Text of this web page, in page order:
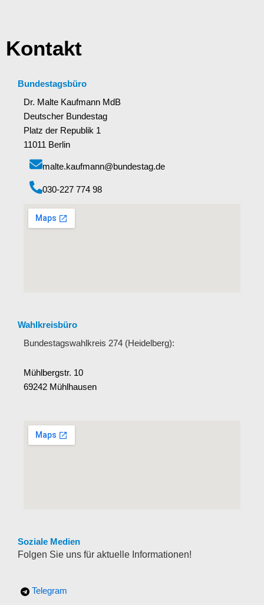
Kontakt
Bundestagsbüro
Dr. Malte Kaufmann MdB
Deutscher Bundestag
Platz der Republik 1
11011 Berlin
malte.kaufmann@bundestag.de
‭030-227 774 98‬
Wahlkreisbüro
Bundestagswahlkreis 274 (Heidelberg):
Mühlbergstr. 10
69242 Mühlhausen
Soziale Medien
Folgen Sie uns für aktuelle Informationen!
Telegram